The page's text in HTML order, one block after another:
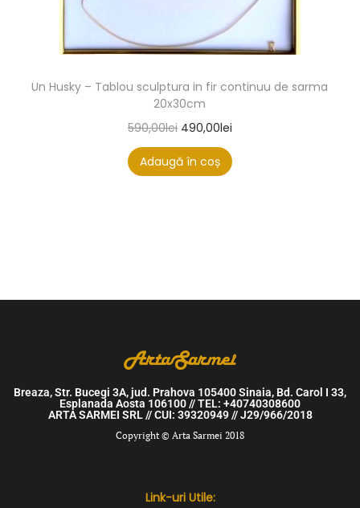
Un Husky – Tablou sculptura in fir continuu de sarma
20x30cm
590,00lei 490,00lei
Adaugă în coș
Breaza, Str. Bucegi 3A, jud. Prahova 105400 Sinaia, Bd. Carol I 33,
Esplanada Aosta 106100 // TEL: +40740308600
ARTA SARMEI SRL // CUI: 39320949 // J29/966/2018
Copyright © Arta Sarmei 2018
Link-uri Utile: